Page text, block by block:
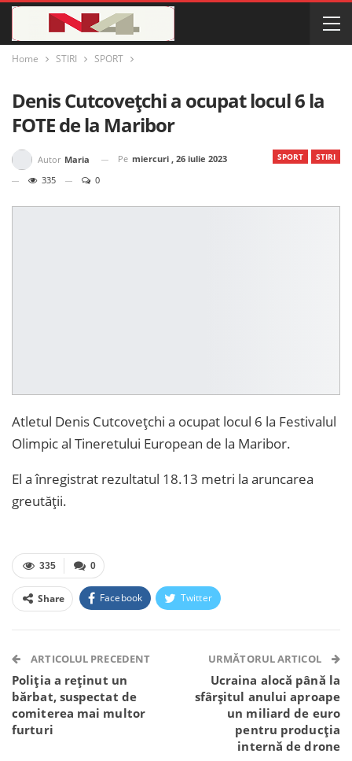
Home STIRI SPORT
Denis Cutcovețchi a ocupat locul 6 la
FOTE de la Maribor
SPORT STIRI
Autor Maria Pe miercuri , 26 iulie 2023
335
0
Atletul Denis Cutcovețchi a ocupat locul 6 la Festivalul
Olimpic al Tineretului European de la Maribor.
El a înregistrat rezultatul 18.13 metri la aruncarea
greutății.
0
335
Share Facebook Twitter
Telegram WhatsApp Viber
ARTICOLUL PRECEDENT
Poliția a reținut un
bărbat, suspectat de
comiterea mai multor
furturi
URMĂTORUL ARTICOL
Ucraina alocă până la
sfârşitul anului aproape
un miliard de euro
pentru producţia
internă de drone